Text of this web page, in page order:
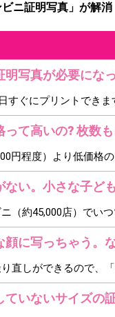
ニ証明写真」が解消
写真が必要にな
すぐにプリントできま
て高いの? 枚数
円程度）より低価格
い。小さな子ど
（約45,000店）でい
に写っちゃう。
直しができるので、
いないサイズの